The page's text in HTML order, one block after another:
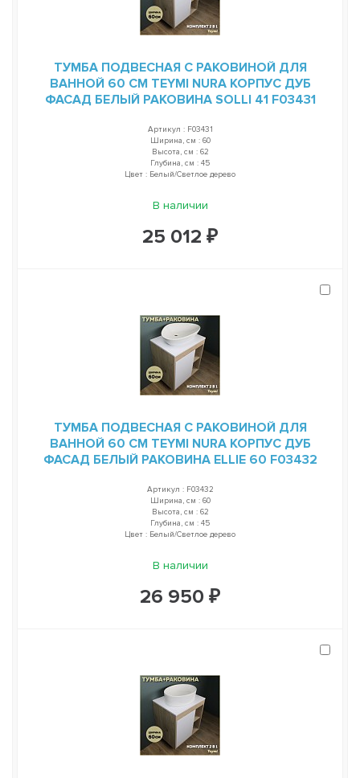
ТУМБА ПОДВЕСНАЯ С РАКОВИНОЙ ДЛЯ
ВАННОЙ 60 СМ TEYMI NURA КОРПУС ДУБ
ФАСАД БЕЛЫЙ РАКОВИНА SOLLI 41 F03431
Артикул : F03431
Ширина, см : 60
Высота, см : 62
Глубина, см : 45
Цвет : Белый/Светлое дерево
В наличии
25 012 ₽
ТУМБА ПОДВЕСНАЯ С РАКОВИНОЙ ДЛЯ
ВАННОЙ 60 СМ TEYMI NURA КОРПУС ДУБ
ФАСАД БЕЛЫЙ РАКОВИНА ELLIE 60 F03432
Артикул : F03432
Ширина, см : 60
Высота, см : 62
Глубина, см : 45
Цвет : Белый/Светлое дерево
В наличии
26 950 ₽